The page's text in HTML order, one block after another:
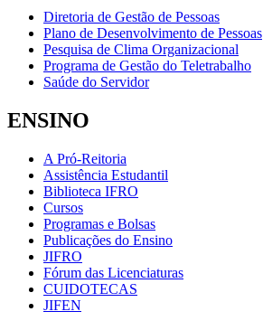
Diretoria de Gestão de Pessoas
Plano de Desenvolvimento de Pessoas
Pesquisa de Clima Organizacional
Programa de Gestão do Teletrabalho
Saúde do Servidor
ENSINO
A Pró-Reitoria
Assistência Estudantil
Biblioteca IFRO
Cursos
Programas e Bolsas
Publicações do Ensino
JIFRO
Fórum das Licenciaturas
CUIDOTECAS
JIFEN